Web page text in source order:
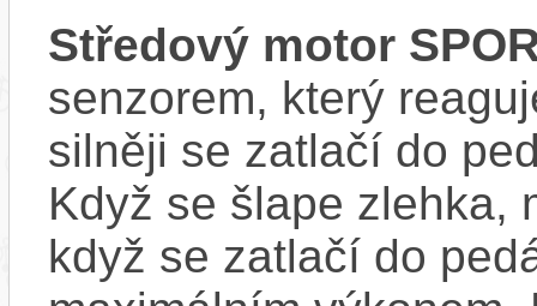
Středový motor
senzorem, který
silněji se zatlačí do
Když se šlape zlehka,
když se zatlačí do